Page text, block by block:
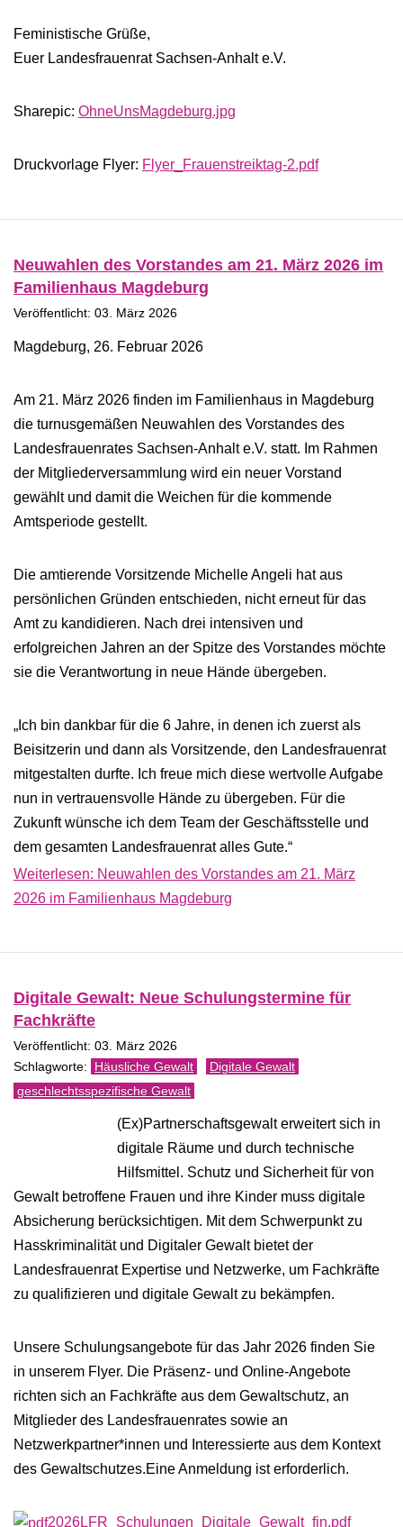
Feministische Grüße,
Euer Landesfrauenrat Sachsen-Anhalt e.V.
Sharepic: OhneUnsMagdeburg.jpg
Druckvorlage Flyer: Flyer_Frauenstreiktag-2.pdf
Neuwahlen des Vorstandes am 21. März 2026 im
Familienhaus Magdeburg
Veröffentlicht: 03. März 2026
Magdeburg, 26. Februar 2026
Am 21. März 2026 finden im Familienhaus in Magdeburg
die turnusgemäßen Neuwahlen des Vorstandes des
Landesfrauenrates Sachsen-Anhalt e.V. statt. Im Rahmen
der Mitgliederversammlung wird ein neuer Vorstand
gewählt und damit die Weichen für die kommende
Amtsperiode gestellt.
Die amtierende Vorsitzende Michelle Angeli hat aus
persönlichen Gründen entschieden, nicht erneut für das
Amt zu kandidieren. Nach drei intensiven und
erfolgreichen Jahren an der Spitze des Vorstandes möchte
sie die Verantwortung in neue Hände übergeben.
„Ich bin dankbar für die 6 Jahre, in denen ich zuerst als
Beisitzerin und dann als Vorsitzende, den Landesfrauenrat
mitgestalten durfte. Ich freue mich diese wertvolle Aufgabe
nun in vertrauensvolle Hände zu übergeben. Für die
Zukunft wünsche ich dem Team der Geschäftsstelle und
dem gesamten Landesfrauenrat alles Gute.“
Weiterlesen: Neuwahlen des Vorstandes am 21. März
2026 im Familienhaus Magdeburg
Digitale Gewalt: Neue Schulungstermine für
Fachkräfte
Veröffentlicht: 03. März 2026
Häusliche Gewalt
Digitale Gewalt
geschlechtsspezifische Gewalt
(Ex)Partnerschaftsgewalt erweitert sich in
digitale Räume und durch technische
Hilfsmittel. Schutz und Sicherheit für von
Gewalt betroffene Frauen und ihre Kinder muss digitale
Absicherung berücksichtigen. Mit dem Schwerpunkt zu
Hasskriminalität und Digitaler Gewalt bietet der
Landesfrauenrat Expertise und Netzwerke, um Fachkräfte
zu qualifizieren und digitale Gewalt zu bekämpfen.
Unsere Schulungsangebote für das Jahr 2026 finden Sie
in unserem Flyer. Die Präsenz- und Online-Angebote
richten sich an Fachkräfte aus dem Gewaltschutz, an
Mitglieder des Landesfrauenrates sowie an
Netzwerkpartner*innen und Interessierte aus dem Kontext
des Gewaltschutzes.Eine Anmeldung ist erforderlich.
2026LFR_Schulungen_Digitale_Gewalt_fin.pdf